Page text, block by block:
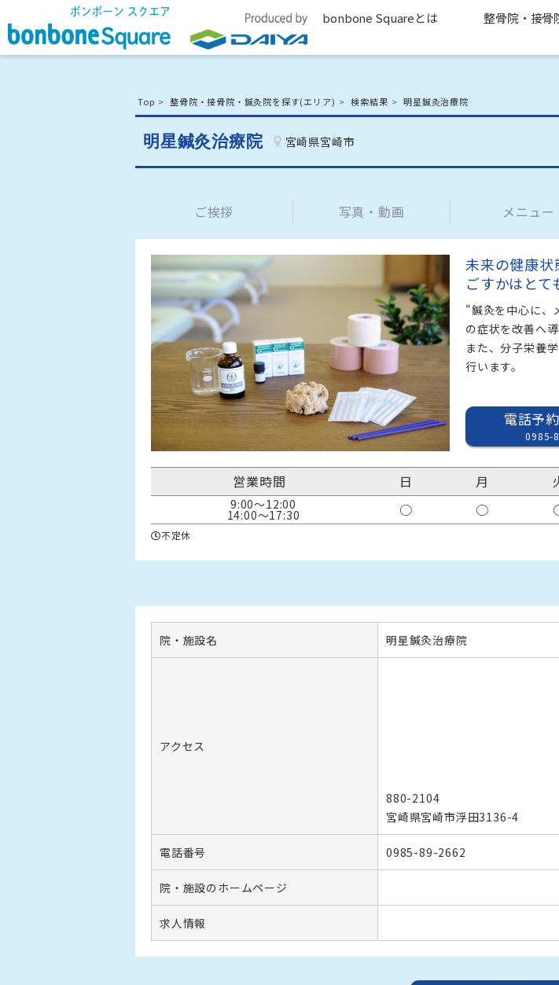
bonbone Squareとは 整骨院・接骨
Top 整骨院・接骨院・鍼灸院を探す(エリア) 検索結果 明星鍼灸治療院
明星鍼灸治療院 宮崎県宮崎市
ご挨拶 写真・動画 メニュー
未来の健康
"鍼灸を中心に、
の症状を改善へ導
また、分子栄養
行います。
電話予
0985-
営業時間 日 月
9:00〜12:00
14:00〜17:30 ○ ○
不定休
院・施設名 明星鍼灸治療院
アクセス
880-2104
宮崎県宮崎市浮田3136-4
電話番号 0985-89-2662
院・施設のホームページ
求人情報